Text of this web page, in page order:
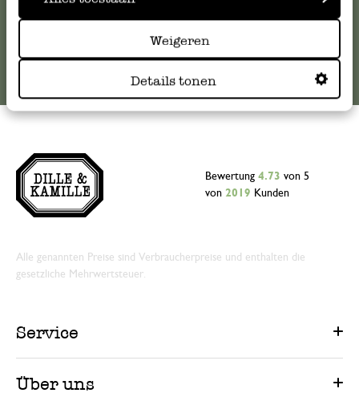
Weigeren
Details tonen
Online-Kundenservice
Bewertung 4.73 von 5
von 2019 Kunden
Alle genannten Preise sind Verbraucherpreise und enthalten die
gesetzliche Mehrwertsteuer.
Service
Über uns